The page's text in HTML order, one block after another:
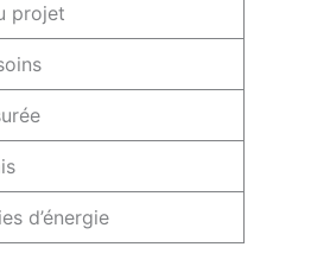
projet
d’énergie